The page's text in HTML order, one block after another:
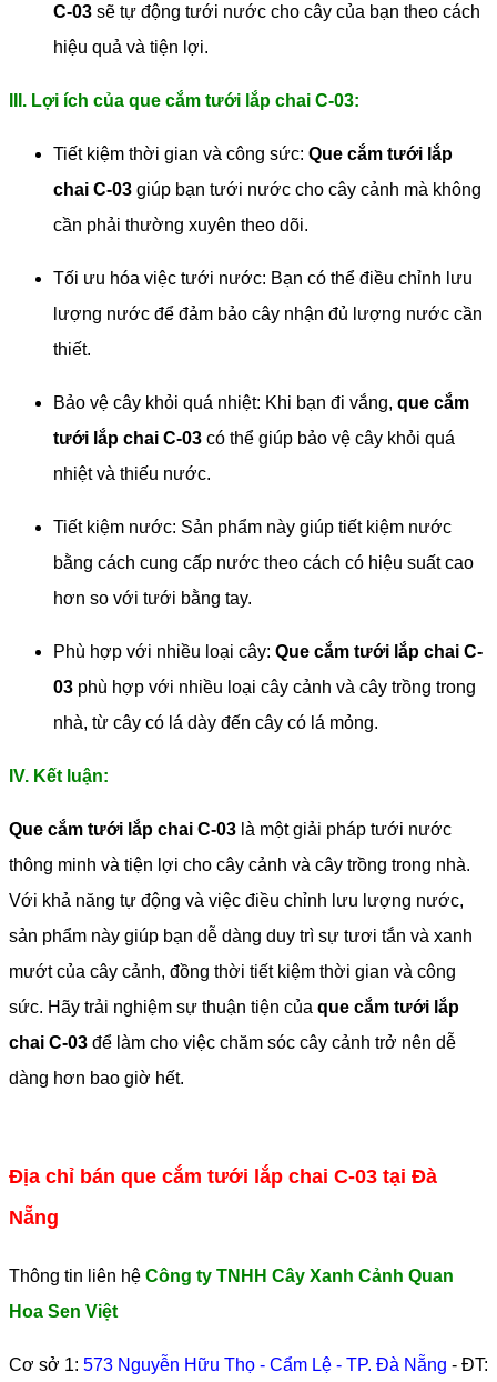
C-03 sẽ tự động tưới nước cho cây của bạn theo cách
hiệu quả và tiện lợi.
III. Lợi ích của que cắm tưới lắp chai C-03:
Tiết kiệm thời gian và công sức: Que cắm tưới lắp
chai C-03 giúp bạn tưới nước cho cây cảnh mà không
cần phải thường xuyên theo dõi.
Tối ưu hóa việc tưới nước: Bạn có thể điều chỉnh lưu
lượng nước để đảm bảo cây nhận đủ lượng nước cần
thiết.
Bảo vệ cây khỏi quá nhiệt: Khi bạn đi vắng, que cắm
tưới lắp chai C-03 có thể giúp bảo vệ cây khỏi quá
nhiệt và thiếu nước.
Tiết kiệm nước: Sản phẩm này giúp tiết kiệm nước
bằng cách cung cấp nước theo cách có hiệu suất cao
hơn so với tưới bằng tay.
Phù hợp với nhiều loại cây: Que cắm tưới lắp chai C-
03 phù hợp với nhiều loại cây cảnh và cây trồng trong
nhà, từ cây có lá dày đến cây có lá mỏng.
IV. Kết luận:
Que cắm tưới lắp chai C-03 là một giải pháp tưới nước
thông minh và tiện lợi cho cây cảnh và cây trồng trong nhà.
Với khả năng tự động và việc điều chỉnh lưu lượng nước,
sản phẩm này giúp bạn dễ dàng duy trì sự tươi tắn và xanh
mướt của cây cảnh, đồng thời tiết kiệm thời gian và công
sức. Hãy trải nghiệm sự thuận tiện của que cắm tưới lắp
chai C-03 để làm cho việc chăm sóc cây cảnh trở nên dễ
dàng hơn bao giờ hết.
Địa chỉ bán que cắm tưới lắp chai C-03 tại Đà
Nẵng
Thông tin liên hệ Công ty TNHH Cây Xanh Cảnh Quan
Hoa Sen Việt
Cơ sở 1: 573 Nguyễn Hữu Thọ - Cẩm Lệ - TP. Đà Nẵng - ĐT: